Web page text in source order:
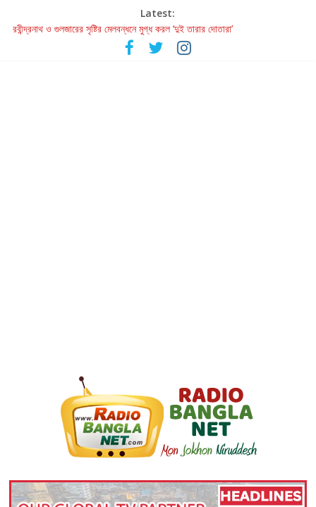
Latest:
রবীন্দ্রনাথ ও গুলজারের সৃষ্টির মেলবন্ধনে মুগ্ধ করল ‘দুই তারার দোতারা’
কলের গান থেকে রীলস্ — বাঙালির গান শোনার বিবর্তনের গল্প
জগন্নাথমঙ্গলম্ — বাংলায় প্রথমবার মঞ্চে এবার রথযাত্রার উদযাপন